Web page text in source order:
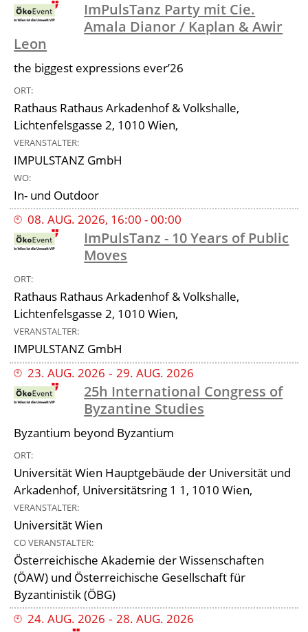
ImPulsTanz Party mit Cie.
Amala Dianor / Kaplan & Awir
Leon
the biggest expressions ever’26
ORT
Rathaus Rathaus Arkadenhof & Volkshalle,
Lichtenfelsgasse 2, 1010 Wien,
VERANSTALTER
IMPULSTANZ GmbH
WO
In- und Outdoor
08.AUG.2026, 16:00 -00:00
ImPulsTanz - 10 Years of Public
Moves
ORT
Rathaus Rathaus Arkadenhof & Volkshalle,
Lichtenfelsgasse 2, 1010 Wien,
VERANSTALTER
IMPULSTANZ GmbH
23.AUG.2026 ‐ 29.AUG.2026
25h International Congress of
Byzantine Studies
Byzantium beyond Byzantium
ORT
Universität Wien Hauptgebäude der Universität und
Arkadenhof, Universitätsring 1 1, 1010 Wien,
VERANSTALTER
Universität Wien
CO VERANSTALTER
Österreichische Akademie der Wissenschaften
(ÖAW) und Österreichische Gesellschaft für
Byzantinistik (ÖBG)
24.AUG.2026 ‐ 28.AUG.2026